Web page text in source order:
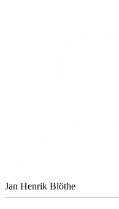
Jan Henrik Blöthe